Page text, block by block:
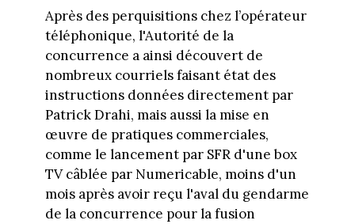
Après des perquisitions chez l’opérateur
téléphonique, l'Autorité de la
concurrence a ainsi découvert de
nombreux courriels faisant état des
instructions données directement par
Patrick Drahi, mais aussi la mise en
œuvre de pratiques commerciales,
comme le lancement par SFR d'une box
TV câblée par Numericable, moins d'un
mois après avoir reçu l'aval du gendarme
de la concurrence pour la fusion